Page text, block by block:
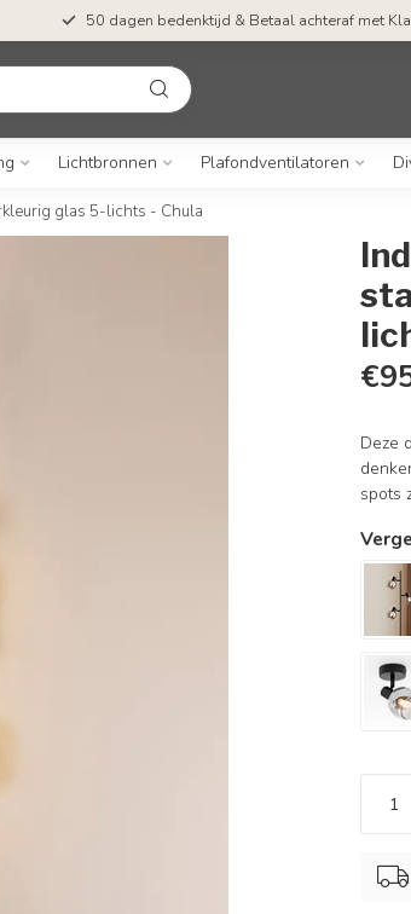
50 dagen bedenktijd & Betaal achteraf met
Lichtbronnen Plafondventilatoren
glas 5-lichts - Chula
Deze
spots